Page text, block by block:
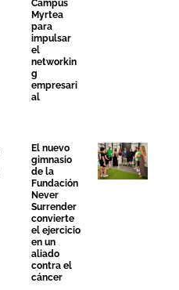
Campus
Myrtea
para
impulsar
el
networkin
g
empresari
al
El nuevo
gimnasio
de la
Fundación
Never
Surrender
convierte
el ejercicio
en un
aliado
contra el
cáncer